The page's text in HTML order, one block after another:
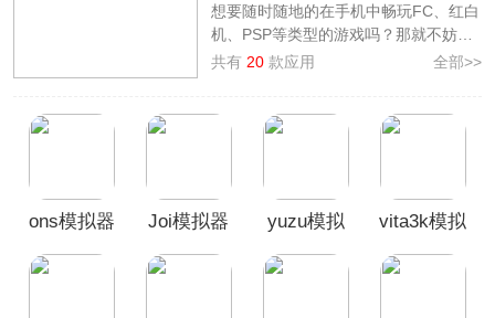
想要随时随地的在手机中畅玩FC、红白
机、PSP等类型的游戏吗？那就不妨试
试游戏模拟器app
吧，它是一种专门模
这些类型的游戏。那么手机游戏模拟器
囊括了时下热门的手机游戏模拟器
app，如悟饭游戏厅、PSP模拟器等，
共有 20 款应用 全部>>
ons模拟器
Joi模拟器
yuzu模拟
vita3k模拟